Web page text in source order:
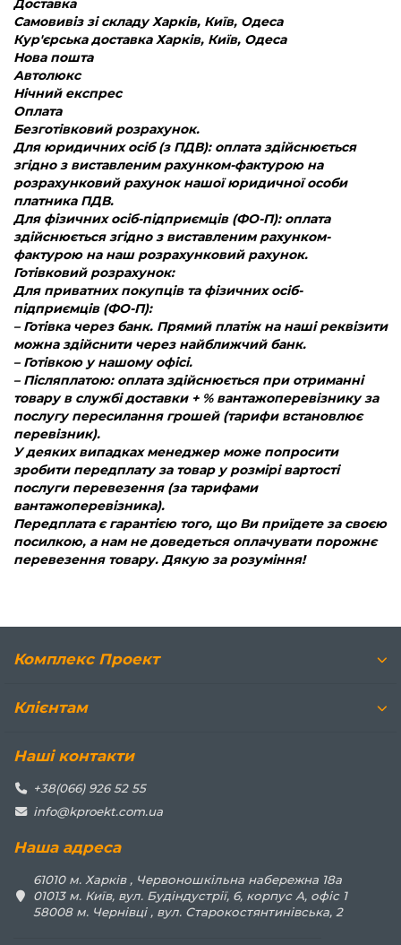
Доставка
Самовивіз зі складу Харків, Київ, Одеса
Кур'єрська доставка Харків, Київ, Одеса
Нова пошта
Автолюкс
Нічний експрес
Оплата
Безготівковий розрахунок.
Для юридичних осіб (з ПДВ): оплата здійснюється
згідно з виставленим рахунком-фактурою на
розрахунковий рахунок нашої юридичної особи
платника ПДВ.
Для фізичних осіб-підприємців (ФО-П): оплата
здійснюється згідно з виставленим рахунком-
фактурою на наш розрахунковий рахунок.
Готівковий розрахунок:
Для приватних покупців та фізичних осіб-
підприємців (ФО-П):
– Готівка через банк. Прямий платіж на наші реквізити
можна здійснити через найближчий банк.
– Готівкою у нашому офісі.
– Післяплатою: оплата здійснюється при отриманні
товару в службі доставки + % вантажоперевізнику за
послугу пересилання грошей (тарифи встановлює
перевізник).
У деяких випадках менеджер може попросити
зробити передплату за товар у розмірі вартості
послуги перевезення (за тарифами
вантажоперевізника).
Передплата є гарантією того, що Ви приїдете за своєю
посилкою, а нам не доведеться оплачувати порожнє
перевезення товару. Дякую за розуміння!
Комплекс Проект
Клієнтам
Наші контакти
+38(066) 926 52 55
info@kproekt.com.ua
Наша адреса
61010 м. Харків , Червоношкільна набережна 18а
01013 м. Київ, вул. Будіндустрії, 6, корпус А, офіс 1
58008 м. Чернівці , вул. Старокостянтинівська, 2